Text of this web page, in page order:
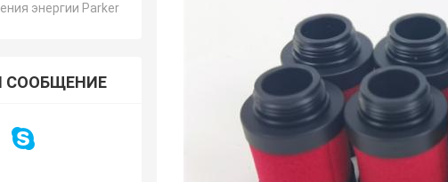
энергии Parker
СООБЩЕНИЕ